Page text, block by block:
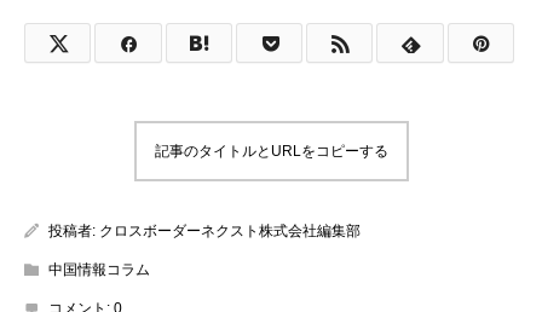
記事のタイトルとURLをコピーする
投稿者: クロスボーダーネクスト株式会社編集部
中国情報コラム